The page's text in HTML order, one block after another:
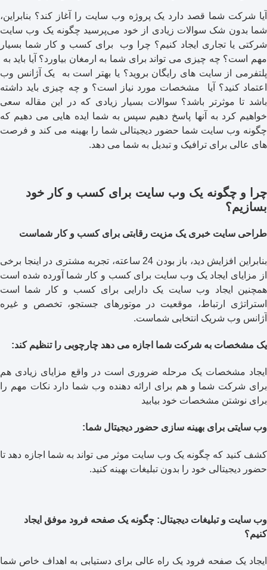
آیا شرکت شما قصد دارد یک پروژه وب سایت را آغاز کند؟ بنابراین،
شما بدون شک سوالات زیادی از خود می‌پرسید چگونه یک وب سایت
شرکتی یا تجاری ایجاد کنیم؟ چرا وب برای کسب و کار شما بسیار
مهم است؟ چه چیزی می تواند برای شما به ارمغان بیاورد؟ آیا باید به
پلتفرمی از سایت های رایگان بروید؟ یا بهتر است به یک آژانس وب
اعتماد کنید؟ آیا مشخصات مورد نیاز است؟ و چه چیزی باید داشته
باشد تا موثرتر باشد؟ سوالات بسیار زیادی که در این مقاله سعی
خواهیم کرد به آنها پاسخ دهیم سپس به شما ایده هایی می دهیم که
چگونه وب سایت شما حضور دیجیتالی شما را بهینه می کند و فرصت
های عالی برای ترافیک و تبدیل به شما می دهد.
چرا و چگونه یک وب سایت برای کسب و کار خود
بسازیم؟
طراحی سایت خبری یک مزیت رقابتی برای کسب و کار شماست
بنابراین افزایش دید، باز بودن 24 ساعته، تجربه مشتری در اینجا برخی
از مزایای ایجاد یک وب سایت برای کسب و کار شما آورده شده است
همچنین ایجاد وب سایت یک دارایی برای کسب و کار شما است
استراتژی ارتباط، موقعیت در موتورهای جستجو، تخصص و غیره
آژانس وب شریک انتخابی شماست.
یک مشخصات به شرکت شما اجازه می دهد چارچوبی را تنظیم کند:
ایجاد مشخصات یک مرحله ضروری است در واقع مزایای زیادی هم
برای شرکت شما و هم برای ارائه دهنده وب شما دارد نکات مهم را
برای نوشتن مشخصات خود بیابید
وب سایتی برای بهینه سازی حضور دیجیتال شما:
کشف کنید که چگونه یک وب سایت موثر می تواند به شما اجازه دهد تا
حضور دیجیتالی خود را بدون تبلیغات بهینه کنید.
وب سایت و تبلیغات دیجیتال: چگونه یک صفحه فرود موفق ایجاد
کنیم؟
ایجاد یک صفحه فرود یک راه عالی برای دستیابی به اهداف خاص شما